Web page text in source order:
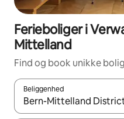
Ferieboliger i
Mittelland
Find og book unikke
Beliggenhed
Når resultaterne er